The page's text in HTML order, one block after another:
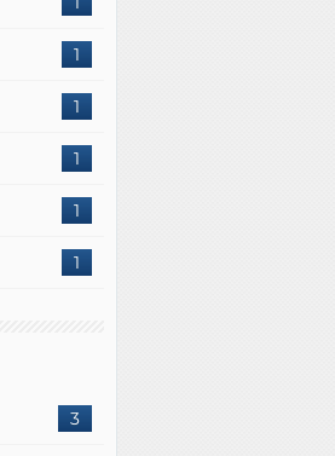
1
1
1
1
1
3